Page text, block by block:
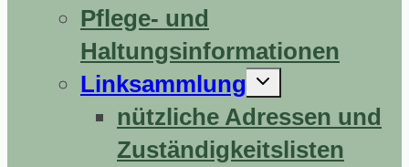
Pflege- und
Haltungsinformationen
Linksammlung
Untermenü
erweitern
nützliche Adressen und
Zuständigkeitslisten